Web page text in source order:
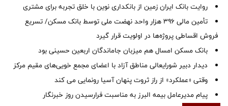
روایت بانک ایران زمین از بانکداری نوین با خلق تجربه برای مشتری
تأمین مالی ۳۹۶ هزار واحد نهضت ملی توسط بانک مسکن/ تسریع
فروش اقساطی پروژه‌ها در اولویت قرار گیرد
بانک مسکن امسال هم میزبان جاماندگان اربعین حسینی بود
دیدار دبیر شورایعالی مناطق آزاد با اعضای مجمع خویی‌های مقیم مرکز
وقتی «عملکرد» از راز ثروت پنهان آسیا رونمایی می کند
پیام مدیرعامل بیمه البرز به مناسبت فرارسیدن روز خبرنگار